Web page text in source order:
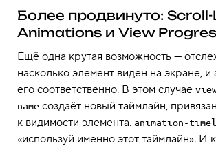
Более продвинуто: Scroll-
Animations и View
Ещё одна крутая возможность —
насколько элемент виден на экране, и
его соответственно. В этом случае
name создаёт новый таймлайн,
к видимости элемента. animation-
«используй именно этот таймлайн». И